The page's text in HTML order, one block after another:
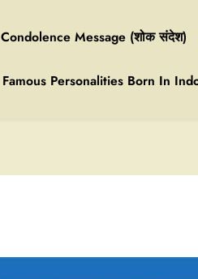
Condolence Message (शोक संदेश)
Famous Personalities Born In